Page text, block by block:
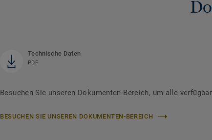
Technische Daten
PDF
Besuchen Sie unseren Dokumenten-Bereich, um alle
BESUCHEN SIE UNSEREN DOKUMENTEN-BEREICH